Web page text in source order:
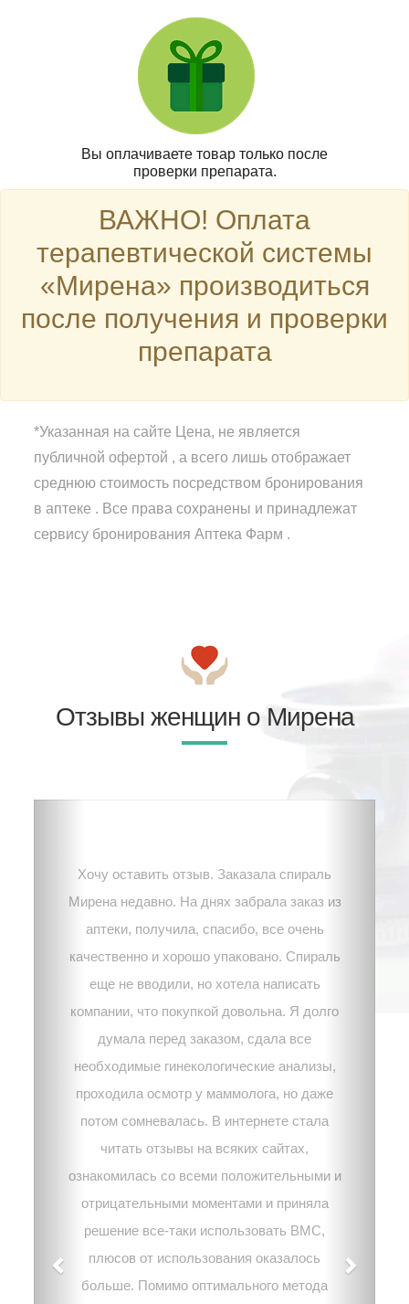
Вы оплачиваете товар только после
проверки препарата.
ВАЖНО! Оплата
терапевтической системы
«Мирена» производиться
после получения и проверки
препарата
*Указанная на сайте Цена, не является
публичной офертой , а всего лишь отображает
среднюю стоимость посредством бронирования
в аптеке . Все права сохранены и принадлежат
сервису бронирования Аптека Фарм .
Отзывы женщин о Мирена
Хочу оставить отзыв. Заказала спираль
Мирена недавно. На днях забрала заказ из
аптеки, получила, спасибо, все очень
качественно и хорошо упаковано. Спираль
еще не вводили, но хотела написать
компании, что покупкой довольна. Я долго
думала перед заказом, сдала все
необходимые гинекологические анализы,
проходила осмотр у маммолога, но даже
потом сомневалась. В интернете стала
читать отзывы на всяких сайтах,
ознакомилась со всеми положительными и
отрицательными моментами и приняла
решение все-таки использовать ВМС,
плюсов от использования оказалось
больше. Помимо оптимального метода